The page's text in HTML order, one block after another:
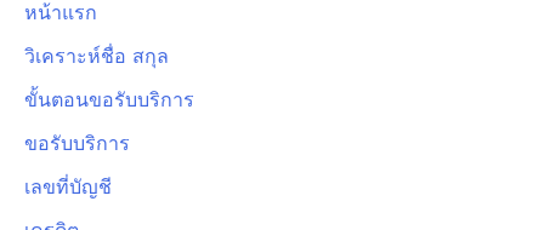
หน้าแรก
วิเคราะห์ชื่อ สกุล
ขั้นตอนขอรับบริการ
ขอรับบริการ
เลขที่บัญชี